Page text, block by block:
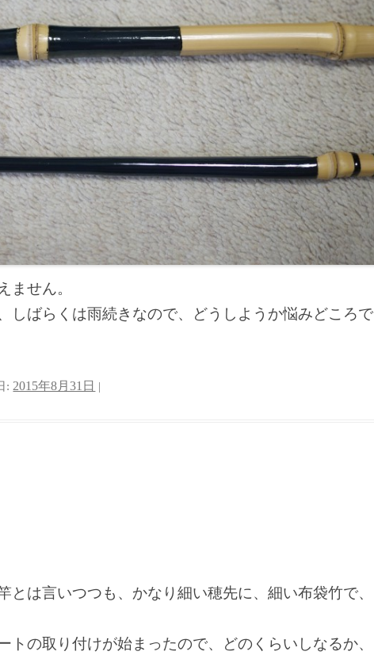
ません。
しばらくは雨続きなので、どうしようか悩みどころで
: 2015年8月31日 |
とは言いつつも、かなり細い穂先に、細い布袋竹で、
トの取り付けが始まったので、どのくらいしなるか、